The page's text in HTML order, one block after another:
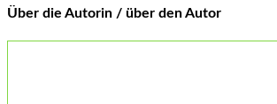
Über die Autorin / über den Autor